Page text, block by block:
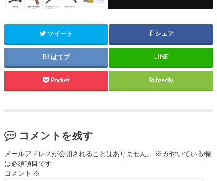
ツイート シェア
はてブ
Pocket feedly
コメントを残す
メールアドレスが公開されることはありません。 ※ が付いている欄
は必須項目です
コメント ※